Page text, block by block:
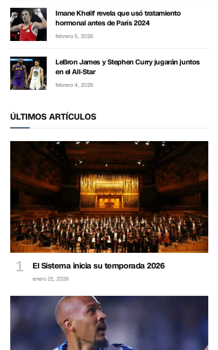
Imane Khelif revela que usó tratamiento
hormonal antes de París 2024
febrero 5, 2026
LeBron James y Stephen Curry jugarán juntos
en el All-Star
febrero 4, 2026
ÚLTIMOS ARTÍCULOS
El Sistema inicia su temporada 2026
enero 21, 2026